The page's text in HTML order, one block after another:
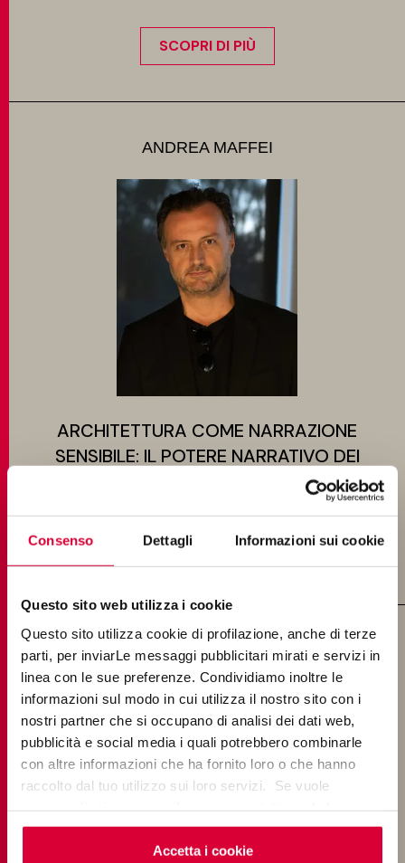
Consenso Dettagli Informazioni sui cookie
Questo sito web utilizza i cookie
Questo sito utilizza cookie di profilazione, anche di terze
parti, per inviarLe messaggi pubblicitari mirati e servizi in
linea con le sue preferenze. Condividiamo inoltre le
informazioni sul modo in cui utilizza il nostro sito con i
nostri partner che si occupano di analisi dei dati web,
pubblicità e social media i quali potrebbero combinarle
con altre informazioni che ha fornito loro o che hanno
raccolto dal tuo utilizzo sui loro servizi. Se vuole
cookieclicchi qui. Il consenso può essere espresso
cliccando sul tasto “Accetta i cookie”. Se non vuole i
Accetta i cookie
SCOPRI DI PIÙ
ANDREA MAFFEI
ARCHITETTURA COME NARRAZIONE
SENSIBILE: IL POTERE NARRATIVO DEI
MATERIALI SECONDO ANDREA MAFFEI
SCOPRI DI PIÙ
SYNTHETIC ARCHITECTURE